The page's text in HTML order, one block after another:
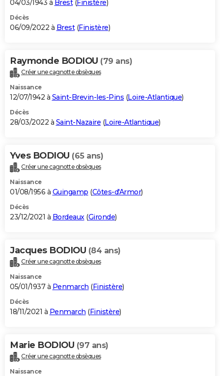
04/03/1943 à Brest(Finistère)
Décès
06/09/2022 à Brest(Finistère)
Raymonde BODIOU (79 ans)
Créer une cagnotte obsèques
Naissance
12/07/1942 à Saint-Brevin-les-Pins (Loire-Atlantique)
Décès
28/03/2022 à Saint-Nazaire (Loire-Atlantique)
Yves BODIOU (65 ans)
Créer une cagnotte obsèques
Naissance
01/08/1956 à Guingamp (Côtes-d'Armor)
Décès
23/12/2021 à Bordeaux(Gironde)
Jacques BODIOU (84 ans)
Créer une cagnotte obsèques
Naissance
05/01/1937 à Penmarch (Finistère)
Décès
18/11/2021 à Penmarch (Finistère)
Marie BODIOU (97 ans)
Créer une cagnotte obsèques
Naissance